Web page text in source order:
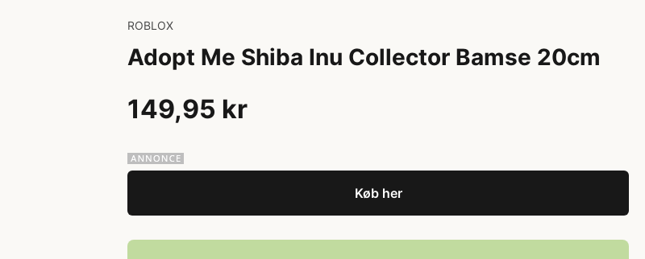
ROBLOX
Adopt Me Shiba Inu Collector Bamse 20cm
149,95 kr
Køb her